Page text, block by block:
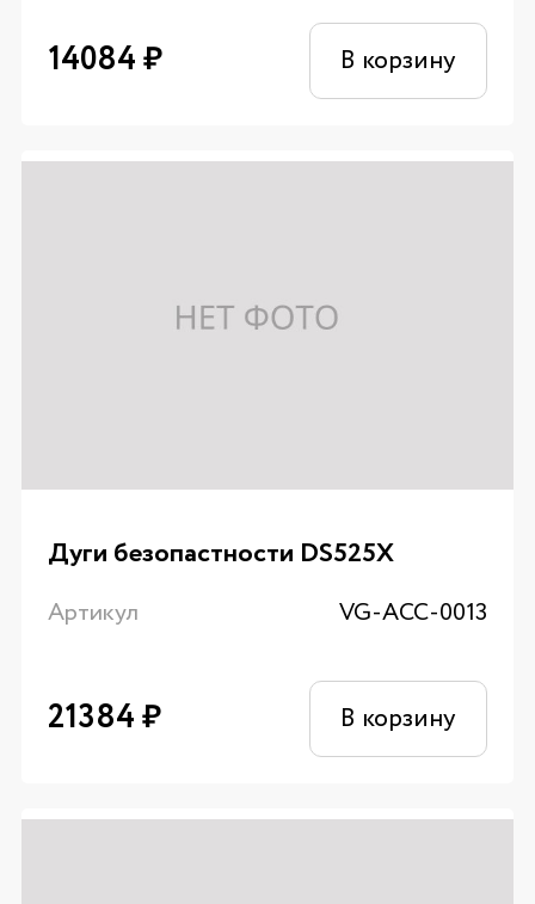
14084₽ В корзину
Дуги безопастности DS525X
Артикул VG-ACC-0013
21384₽ В корзину